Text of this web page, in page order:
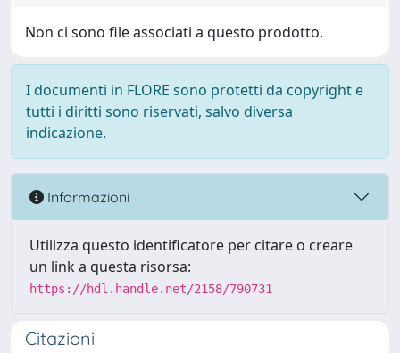
Non ci sono file associati a questo prodotto.
I documenti in FLORE sono protetti da copyright e
tutti i diritti sono riservati, salvo diversa
indicazione.
Informazioni
Utilizza questo identificatore per citare o creare
un link a questa risorsa:
https://hdl.handle.net/2158/790731
Citazioni